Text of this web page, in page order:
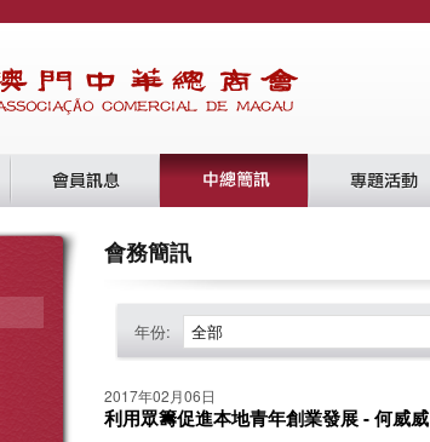
會務簡訊
年份: 全部
2017年02月06日
利用眾籌促進本地青年創業發展 - 何威威